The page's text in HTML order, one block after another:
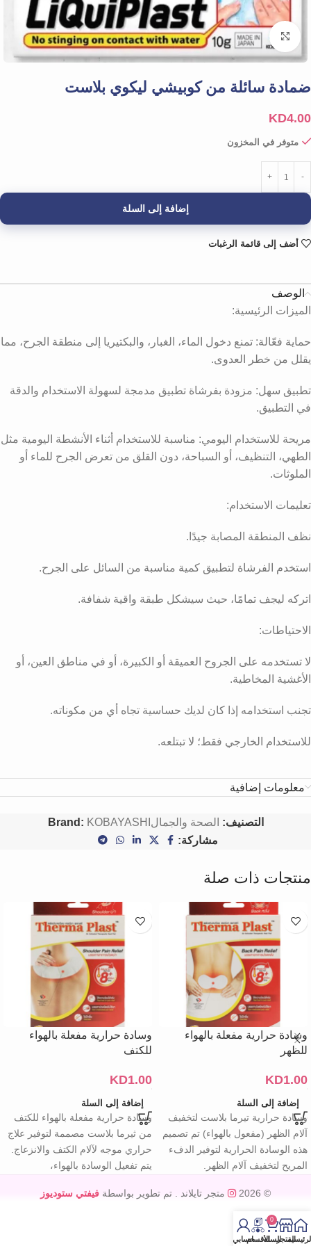
Click to enlarge
ضمادة سائلة من كوبيشي ليكوي بلاست
KD4.00
متوفر في المخزون
إضافة إلى السلة
أضف إلى قائمة الرغبات
الوصف
الميزات الرئيسية:
حماية فعّالة: تمنع دخول الماء، الغبار، والبكتيريا إلى منطقة الجرح، مما
يقلل من خطر العدوى.
تطبيق سهل: مزودة بفرشاة تطبيق مدمجة لسهولة الاستخدام والدقة
في التطبيق.
مريحة للاستخدام اليومي: مناسبة للاستخدام أثناء الأنشطة اليومية مثل
الطهي، التنظيف، أو السباحة، دون القلق من تعرض الجرح للماء أو
الملوثات.
تعليمات الاستخدام:
نظف المنطقة المصابة جيدًا.
استخدم الفرشاة لتطبيق كمية مناسبة من السائل على الجرح.
اتركه ليجف تمامًا، حيث سيشكل طبقة واقية شفافة.
الاحتياطات:
لا تستخدمه على الجروح العميقة أو الكبيرة، أو في مناطق العين، أو
الأغشية المخاطية.
تجنب استخدامه إذا كان لديك حساسية تجاه أي من مكوناته.
للاستخدام الخارجي فقط؛ لا تبتلعه.
معلومات إضافية
التصنيف: الصحة والجمال Brand: KOBAYASHI
مشاركة:
منتجات ذات صلة
وسادة حرارية مفعلة بالهواء
للظهر
KD1.00
إضافة إلى السلة
وسادة حرارية تيرما بلاست لتخفيف
آلام الظهر (مفعول بالهواء) تم تصميم
هذه الوسادة الحرارية لتوفير الدفء
المريح لتخفيف آلام الظهر.
وسادة حرارية مفعلة بالهواء
للكتف
KD1.00
إضافة إلى السلة
وسادة حرارية مفعلة بالهواء للكتف
من ثيرما بلاست مصممة لتوفير علاج
حراري موجه لآلام الكتف والانزعاج.
يتم تفعيل الوسادة بالهواء،
© 2026 متجر تايلاند . تم تطوير بواسطة فيفتي ستوديوز
المتجر
0
السلهالأقسامحسابي